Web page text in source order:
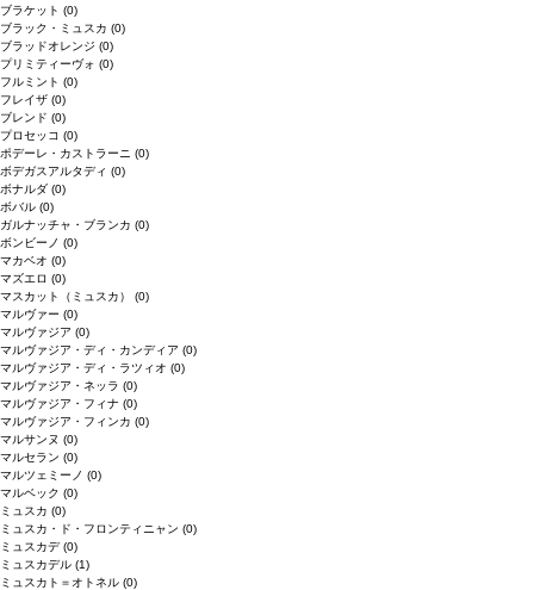
ブラケット (0)
ブラック・ミュスカ (0)
ブラッドオレンジ (0)
プリミティーヴォ (0)
フルミント (0)
フレイザ (0)
ブレンド (0)
プロセッコ (0)
ポデーレ・カストラーニ (0)
ボデガスアルタディ (0)
ボナルダ (0)
ボバル (0)
ガルナッチャ・ブランカ (0)
ボンビーノ (0)
マカベオ (0)
マズエロ (0)
マスカット（ミュスカ） (0)
マルヴァー (0)
マルヴァジア (0)
マルヴァジア・ディ・カンディア (0)
マルヴァジア・ディ・ラツィオ (0)
マルヴァジア・ネッラ (0)
マルヴァジア・フィナ (0)
マルヴァジア・フィンカ (0)
マルサンヌ (0)
マルセラン (0)
マルツェミーノ (0)
マルベック (0)
ミュスカ (0)
ミュスカ・ド・フロンティニャン (0)
ミュスカデ(0)
ミュスカデル (1)
ミュスカト＝オトネル (0)